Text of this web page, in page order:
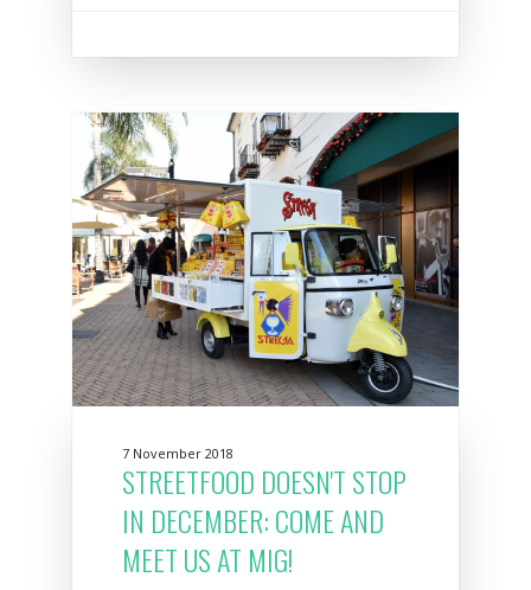
7 November 2018
STREETFOOD DOESN'T STOP
IN DECEMBER: COME AND
MEET US AT MIG!